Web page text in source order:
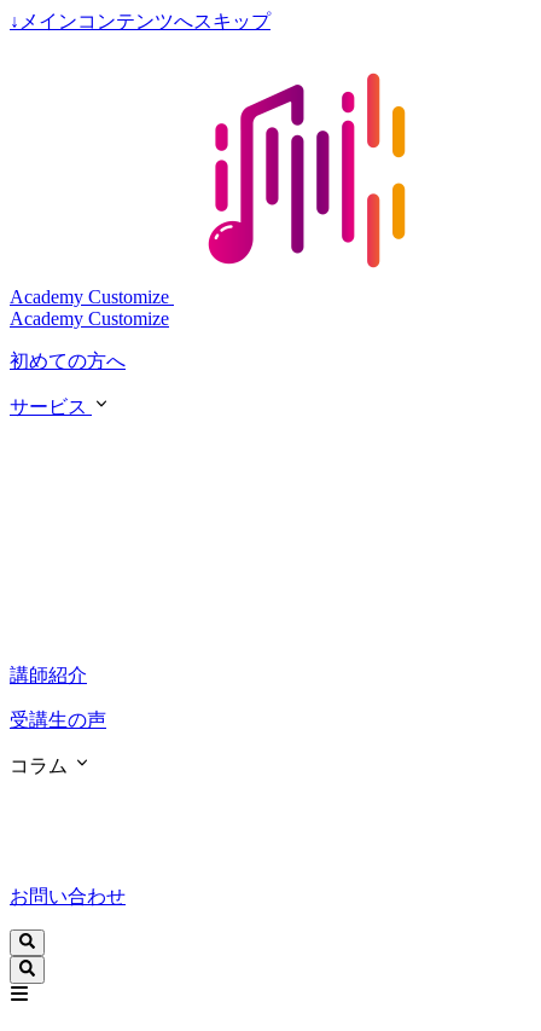
↓ メインコンテンツへスキップ
Academy Customize
Academy Customize
初めての方へ
サービス
講師紹介
受講生の声
コラム
お問い合わせ